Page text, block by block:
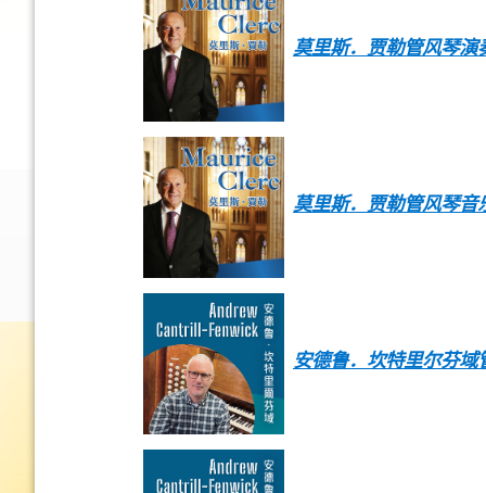
莫里斯．贾勒管风琴演
莫里斯．贾勒管风琴音
安德鲁．坎特里尔芬